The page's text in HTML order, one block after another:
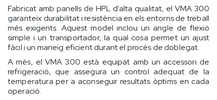
Fabricat amb panells de HPL d'alta qualitat, el VMA 300
garanteix durabilitat i resistència en els entorns de treball
més exigents. Aquest model inclou un angle de flexió
simple i un transportador, la qual cosa permet un ajust
fàcil i un maneig eficient durant el procés de doblegat.
A més, el VMA 300 està equipat amb un accessori de
refrigeració, que assegura un control adequat de la
temperatura per a aconseguir resultats òptims en cada
operació.